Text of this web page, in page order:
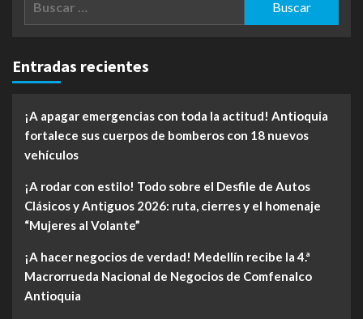
Entradas recientes
¡A apagar emergencias con toda la actitud! Antioquia
fortalece sus cuerpos de bomberos con 18 nuevos
vehículos
¡A rodar con estilo! Todo sobre el Desfile de Autos
Clásicos y Antiguos 2026: ruta, cierres y el homenaje
“Mujeres al Volante”
¡A hacer negocios de verdad! Medellín recibe la 4.ª
Macrorrueda Nacional de Negocios de Comfenalco
Antioquia